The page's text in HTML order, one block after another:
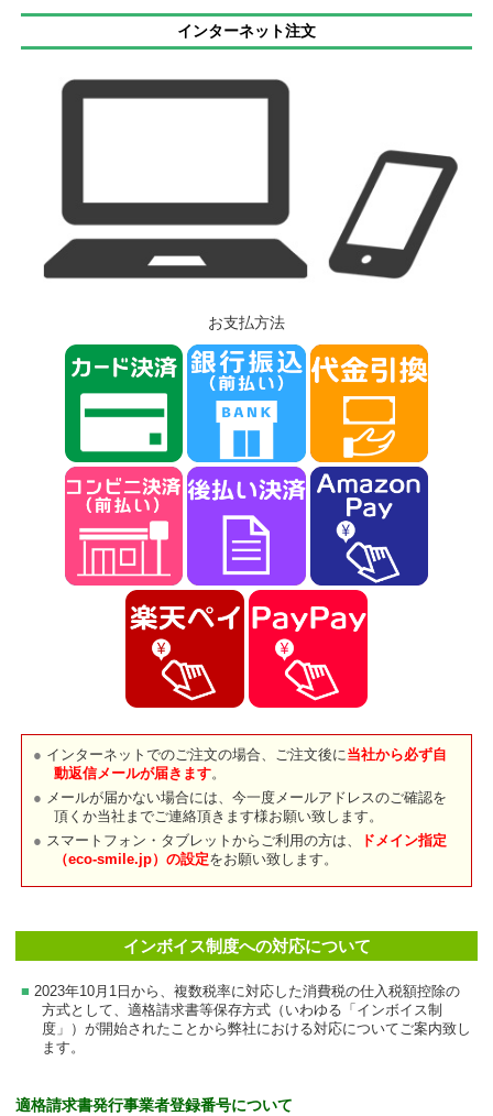
インターネット注文
お支払方法
インターネットでのご注文の場合、ご注文後に当社から必ず自
動返信メールが届きます。
メールが届かない場合には、今一度メールアドレスのご確認を
頂くか当社までご連絡頂きます様お願い致します。
スマートフォン・タブレットからご利用の方は、
ドメイン指定
（eco-smile.jp）の設定をお願い致します。
インボイス制度への対応について
2023年10月1日から、複数税率に対応した消費税の仕入税額控除の
方式として、適格請求書等保存方式（いわゆる「インボイス制
度」）が開始されたことから弊社における対応についてご案内致し
ます。
適格請求書発行事業者登録番号について